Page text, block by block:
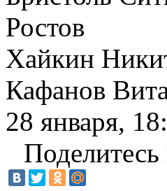
Ростов
Хайкин
Кафанов
28 января,